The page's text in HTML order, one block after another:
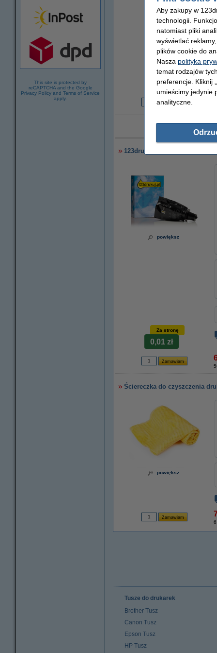
This site is protected by
reCAPTCHA and the Google
Privacy Policy and Terms of Service
apply.
Za stronę
0,03 zł
123drukuj zamiennik HP 153X
powiększ
Za stronę
0,01 zł
Ściereczka do czyszczenia
powiększ
Tusze do drukarek
Brother Tusz
Canon Tusz
Epson Tusz
HP Tusz
Aby zakupy w
technologii.
natomiast pliki
wyświetlać
plików cookie do
Nasza polityka
temat rodzajów
preferencje. Kliknij
umieścimy jedynie
analityczne.